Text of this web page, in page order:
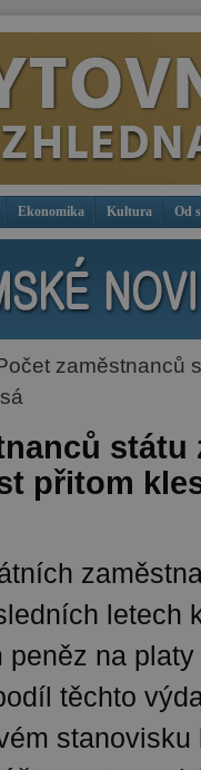
Ekonomika Kultura Od
zaměstnanců
státu
přitom
letech
na
těchto
stanovisku